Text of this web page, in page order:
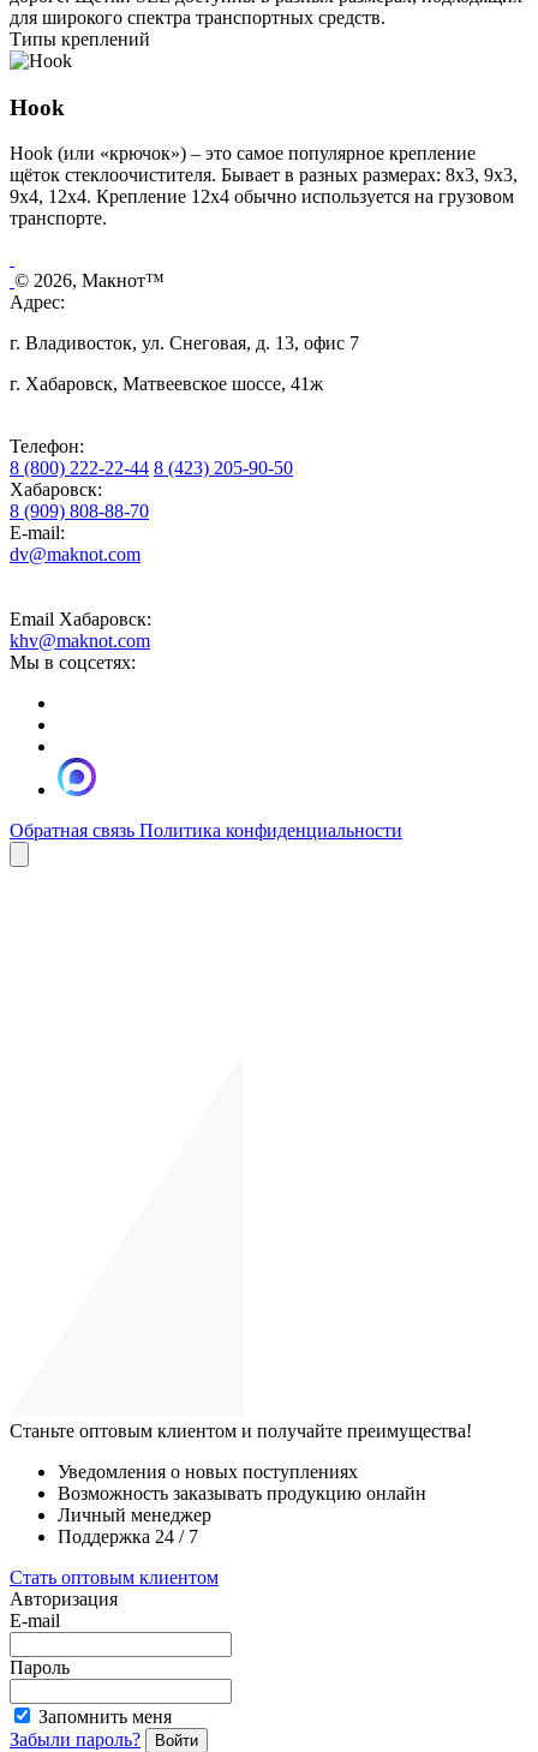
для широкого спектра транспортных средств.
Типы креплений
Hook
Hook (или «крючок») – это самое популярное крепление
щёток стеклоочистителя. Бывает в разных размерах: 8х3, 9х3,
9х4, 12х4. Крепление 12х4 обычно используется на грузовом
транспорте.
© 2026, Макнот™
Адрес:
г. Владивосток, ул. Снеговая, д. 13, офис 7
г. Хабаровск, Матвеевское шоссе, 41ж
Телефон:
8 (800) 222-22-44 8 (423) 205-90-50
Хабаровск:
8 (909) 808-88-70
E-mail:
dv@maknot.com
Email Хабаровск:
khv@maknot.com
Мы в соцсетях:
Обратная связь Политика конфиденциальности
Станьте оптовым клиентом и получайте преимущества!
Уведомления о новых поступлениях
Возможность заказывать продукцию онлайн
Личный менеджер
Поддержка 24 / 7
Стать оптовым клиентом
Авторизация
E-mail
Пароль
Запомнить меня
Забыли пароль?
Войти